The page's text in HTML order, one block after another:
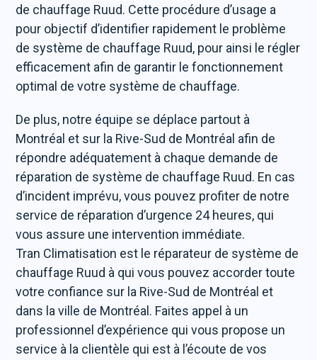
de chauffage Ruud. Cette procédure d’usage a
pour objectif d’identifier rapidement le problème
de système de chauffage Ruud, pour ainsi le régler
efficacement afin de garantir le fonctionnement
optimal de votre système de chauffage.
De plus, notre équipe se déplace partout à
Montréal et sur la Rive-Sud de Montréal afin de
répondre adéquatement à chaque demande de
réparation de système de chauffage Ruud. En cas
d’incident imprévu, vous pouvez profiter de notre
service de réparation d’urgence 24 heures, qui
vous assure une intervention immédiate.
Tran Climatisation est le réparateur de système de
chauffage Ruud à qui vous pouvez accorder toute
votre confiance sur la Rive-Sud de Montréal et
dans la ville de Montréal. Faites appel à un
professionnel d’expérience qui vous propose un
service à la clientèle qui est à l’écoute de vos